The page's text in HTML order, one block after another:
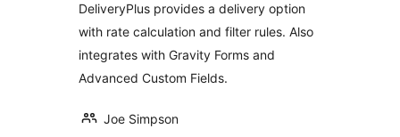
DeliveryPlus provides a delivery option
with rate calculation and filter rules. Also
integrates with Gravity Forms and
Advanced Custom Fields.
Joe Simpson